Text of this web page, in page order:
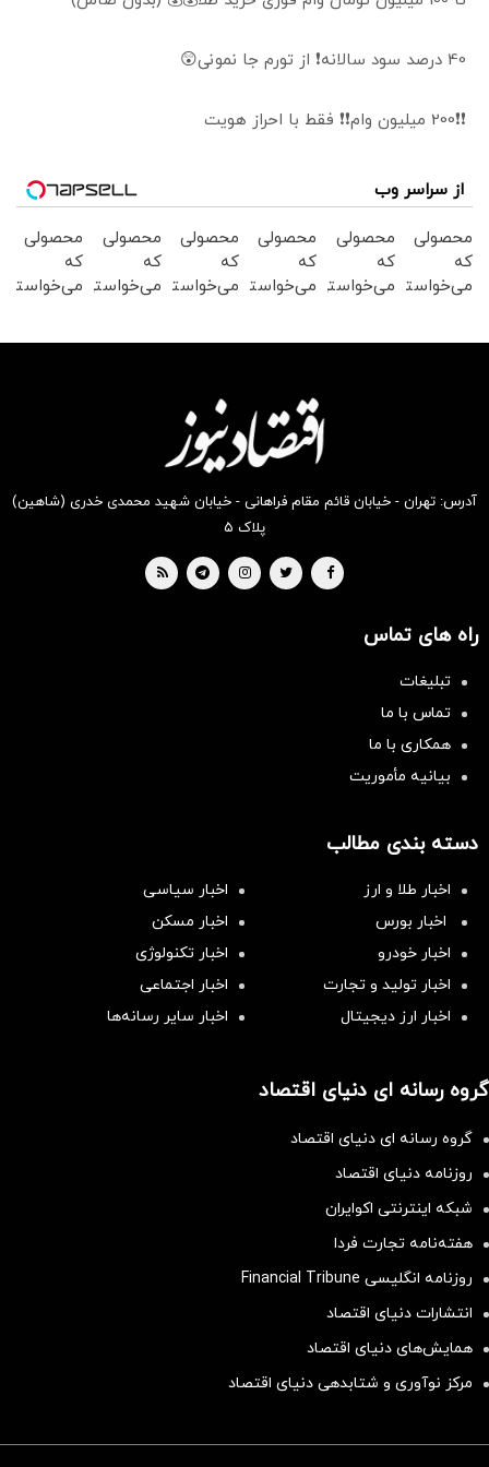
40 درصد سود سالانه❗ از تورم جا نمونی😲
❗❗200 میلیون وام❗❗ فقط با احراز هویت
از سراسر وب
محصولی
که
می‌خواستی
محصولی
که
می‌خواستی
محصولی
که
می‌خواستی
بخر !
محصولی
که
می‌خواستی
بخر !
محصولی
که
می‌خواستی
محصولی
که
می‌خواستی
آدرس: تهران - خیابان قائم مقام فراهانی - خیابان شهید محمدی خدری (شاهین)
پلاک ۵
راه های تماس
تبلیغات
تماس با ما
همکاری با ما
بیانیه مأموریت
دسته بندی مطالب
اخبار طلا و ارز
اخبار سیاسی
اخبار بورس
اخبار مسکن
اخبار خودرو
اخبار تکنولوژی
اخبار تولید و تجارت
اخبار اجتماعی
اخبار ارز دیجیتال
اخبار سایر رسانه‌‌ها
گروه رسانه ای دنیای اقتصاد
گروه رسانه ای دنیای اقتصاد
روزنامه دنیای اقتصاد
شبکه اینترنتی اکوایران
هفته‌نامه تجارت فردا
روزنامه انگلیسی Financial Tribune
انتشارات دنیای اقتصاد
همایش‌های دنیای اقتصاد
مرکز نوآوری و شتابدهی دنیای اقتصاد